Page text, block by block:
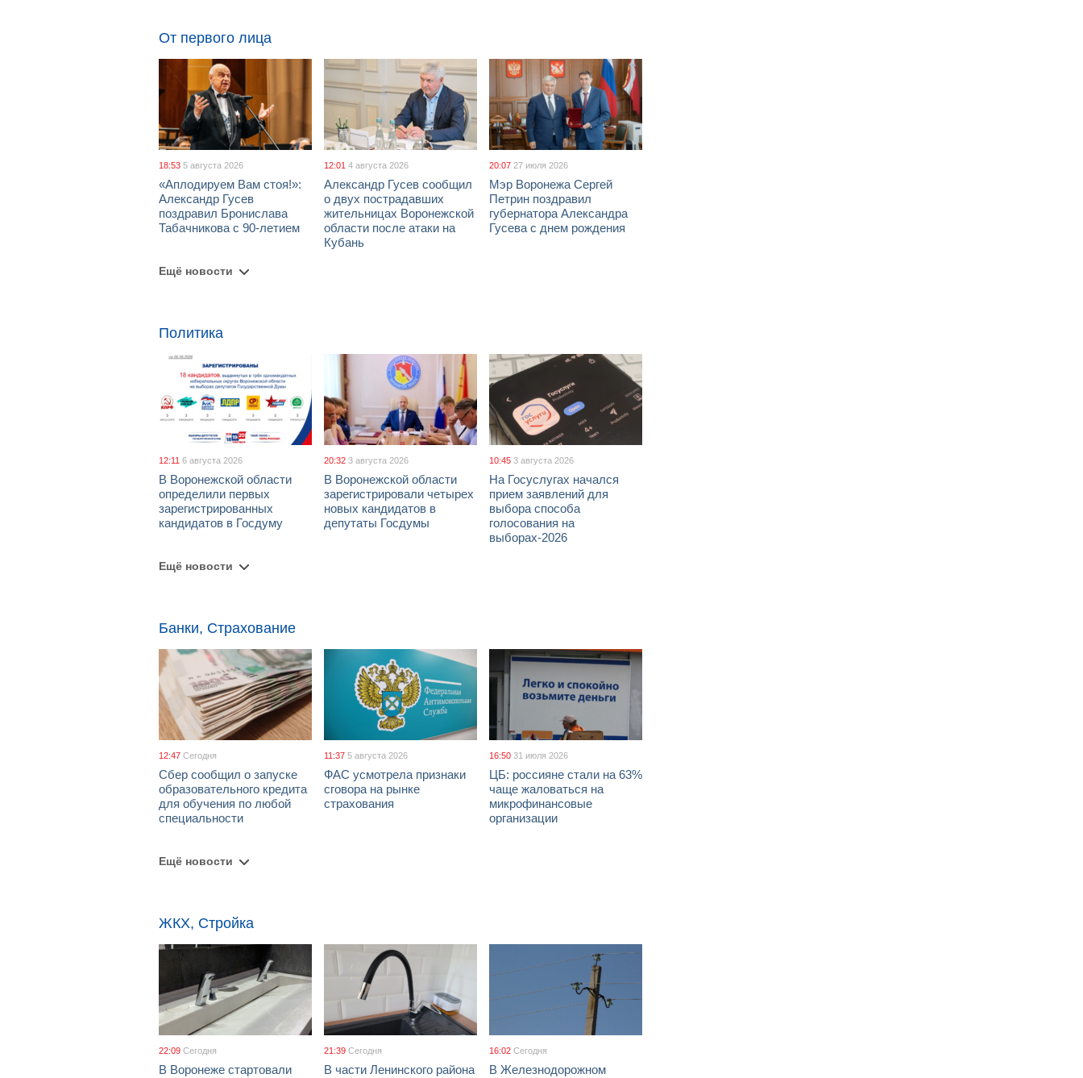
От первого лица
18:53 5 августа 2026
«Аплодируем Вам стоя!»:
Александр Гусев
поздравил Бронислава
Табачникова с 90-летием
12:01 4 августа 2026
Александр Гусев сообщил
о двух пострадавших
жительницах Воронежской
области после атаки на
Кубань
20:07 27 июля 2026
Мэр Воронежа Сергей
Петрин поздравил
губернатора Александра
Гусева с днем рождения
Ещё новости
Политика
12:11 6 августа 2026
В Воронежской области
определили первых
зарегистрированных
кандидатов в Госдуму
20:32 3 августа 2026
В Воронежской области
зарегистрировали четырех
новых кандидатов в
депутаты Госдумы
10:45 3 августа 2026
На Госуслугах начался
прием заявлений для
выбора способа
голосования на
выборах-2026
Ещё новости
Банки, Страхование
12:47 Сегодня
Сбер сообщил о запуске
образовательного кредита
для обучения по любой
специальности
11:37 5 августа 2026
ФАС усмотрела признаки
сговора на рынке
страхования
16:50 31 июля 2026
ЦБ: россияне стали на 63%
чаще жаловаться на
микрофинансовые
организации
Ещё новости
ЖКХ, Стройка
22:09 Сегодня
В Воронеже стартовали
21:39 Сегодня
В части Ленинского района
16:02 Сегодня
В Железнодорожном